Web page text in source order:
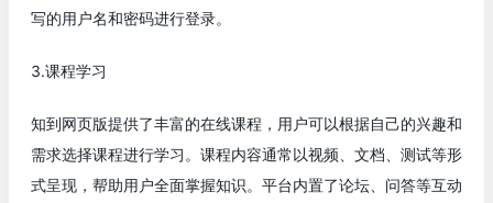
写的用户名和密码进行登录。
3.课程学习
知到网页版提供了丰富的在线课程，用户可以根据自己的兴趣和
需求选择课程进行学习。课程内容通常以视频、文档、测试等形
式呈现，帮助用户全面掌握知识。平台内置了论坛、问答等互动